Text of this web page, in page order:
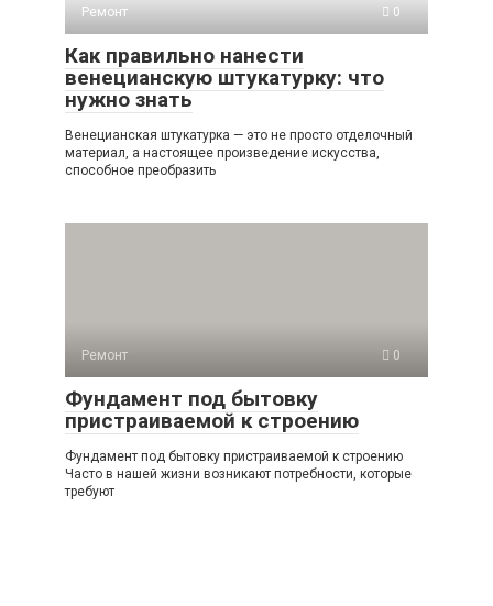
Ремонт 0
Как правильно нанести
венецианскую штукатурку: что
нужно знать
Венецианская штукатурка — это не просто отделочный
материал, а настоящее произведение искусства,
способное преобразить
Ремонт 0
Фундамент под бытовку
пристраиваемой к строению
Фундамент под бытовку пристраиваемой к строению
Часто в нашей жизни возникают потребности, которые
требуют